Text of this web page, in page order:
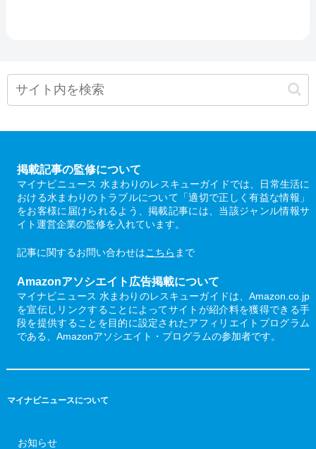
掲載記事の監修について
マイナビニュース 水まわりのレスキューガイドでは、日常生活に
おける水まわりのトラブルについて「適切で正しく有益な情報」
をお客様に届けられるよう、掲載記事には、当該ジャンル情報サ
イト運営企業の監修を入れています。
記事に関するお問い合わせはこちら まで
Amazonアソシエイト広告掲載について
マイナビニュース 水まわりのレスキューガイドは、Amazon.co.jp
を宣伝しリンクすることによってサイトが紹介料を獲得できる手
段を提供することを目的に設定されたアフィリエイトプログラム
である、Amazonアソシエイト・プログラムの参加者です。
マイナビニュースについて
お知らせ